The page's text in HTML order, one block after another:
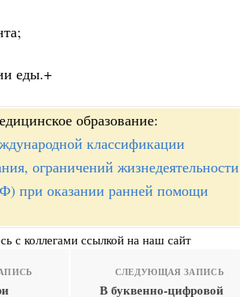
еды.+
образование:
классификации
ограничений жизнедеятельности
при оказании ранней помощи
с коллегами ссылкой на наш сайт
СЛЕДУЮЩАЯ ЗАПИСЬ
В буквенно-цифровой